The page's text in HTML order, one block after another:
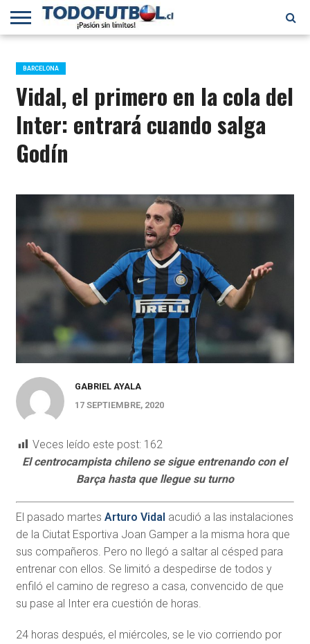
PRIMERA
B
SELECCIÓN
CHILENA
CHILENOS
EN EL
MUNDO
FÚTBOL
INTERNACIONAL
BARCELONA
Vidal, el primero en la cola del
Inter: entrará cuando salga
Godín
GABRIEL AYALA
17 SEPTIEMBRE, 2020
Veces leído este post: 162
El centrocampista chileno se sigue entrenando con el
Barça hasta que llegue su turno
El pasado martes Arturo Vidal acudió a las instalaciones
de la Ciutat Esportiva Joan Gamper a la misma hora que
sus compañeros. Pero no llegó a saltar al césped para
entrenar con ellos. Se limitó a despedirse de todos y
enfiló el camino de regreso a casa, convencido de que
su pase al Inter era cuestión de horas.
24 horas después, el miércoles, se le vio corriendo por